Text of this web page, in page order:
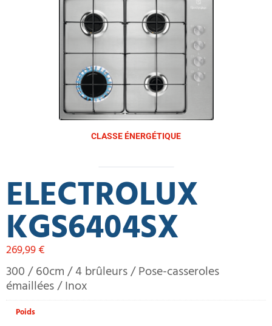
CLASSE ÉNERGÉTIQUE
ELECTROLUX
KGS6404SX
269,99€
300 / 60cm / 4 brûleurs / Pose-casseroles
émaillées / Inox
Poids